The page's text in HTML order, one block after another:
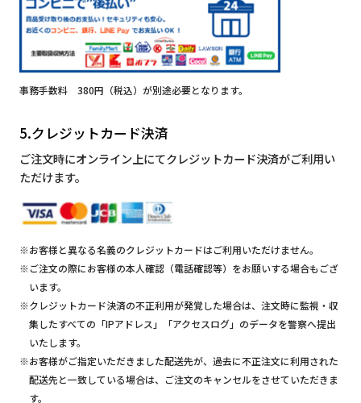
事務手数料 380円（税込）が別途必要となります。
5.クレジットカード決済
ご注文時にオンライン上にてクレジットカード決済がご利用い
ただけます。
※お客様と異なる名義のクレジットカードはご利用いただけません。
※ご注文の際にお客様の本人確認（電話確認等）をお願いする場合もござ
います。
※クレジットカード決済の不正利用が発覚した場合は、注文時に監視・収
集したすべての「IPアドレス」「アクセスログ」のデータを警察へ提出
いたします。
※お客様がご指定いただきました配送先が、過去に不正注文に利用された
配送先と一致している場合は、ご注文のキャンセルをさせていただきま
す。